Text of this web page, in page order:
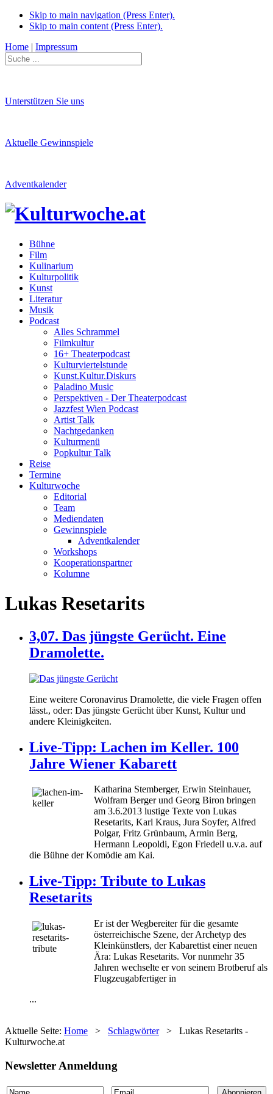
Skip to main navigation (Press Enter).
Skip to main content (Press Enter).
Home | Impressum
Unterstützen Sie uns
Aktuelle Gewinnspiele
Adventkalender
Bühne
Film
Kulinarium
Kulturpolitik
Kunst
Literatur
Musik
Podcast
Alles Schrammel
Filmkultur
16+ Theaterpodcast
Kulturviertelstunde
Kunst.Kultur.Diskurs
Paladino Music
Perspektiven - Der Theaterpodcast
Jazzfest Wien Podcast
Artist Talk
Nachtgedanken
Kulturmenü
Popkultur Talk
Reise
Termine
Kulturwoche
Editorial
Team
Mediendaten
Gewinnspiele
Adventkalender
Workshops
Kooperationspartner
Kolumne
Lukas Resetarits
3,07. Das jüngste Gerücht. Eine
Dramolette.
Eine weitere Coronavirus Dramolette, die viele Fragen offen
lässt., oder: Das jüngste Gerücht über Kunst, Kultur und
andere Kleinigkeiten.
Live-Tipp: Lachen im Keller. 100
Jahre Wiener Kabarett
Katharina Stemberger, Erwin Steinhauer,
Wolfram Berger und Georg Biron bringen
am 3.6.2013 lustige Texte von Lukas
Resetarits, Karl Kraus, Jura Soyfer, Alfred
Polgar, Fritz Grünbaum, Armin Berg,
Hermann Leopoldi, Egon Friedell u.v.a. auf
die Bühne der Komödie am Kai.
Live-Tipp: Tribute to Lukas
Resetarits
Er ist der Wegbereiter für die gesamte
österreichische Szene, der Archetyp des
Kleinkünstlers, der Kabarettist einer neuen
Ära: Lukas Resetarits. Vor nunmehr 35
Jahren wechselte er von seinem Brotberuf als
Flugzeugabfertiger in
...
Aktuelle Seite: Home > Schlagwörter > Lukas Resetarits -
Kulturwoche.at
Newsletter Anmeldung